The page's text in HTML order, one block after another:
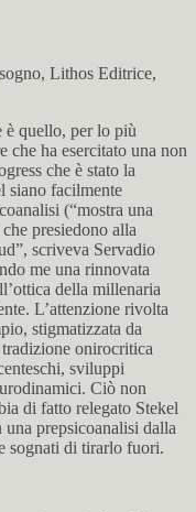
Lithos Editrice,
è quello, per lo più
che ha esercitato una non
che è stato la
siano facilmente
(“mostra una
presiedono alla
scriveva Servadio
me una rinnovata
della millenaria
L’attenzione rivolta
stigmatizzata da
onirocritica
sviluppi
Ciò non
di fatto relegato Stekel
prepsicoanalisi dalla
sognati di tirarlo fuori.